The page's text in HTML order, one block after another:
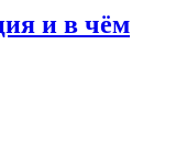
и в чём